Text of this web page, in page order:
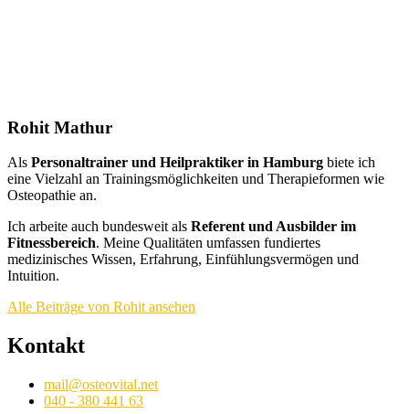
Rohit Mathur
Als Personaltrainer und Heilpraktiker in Hamburg biete ich
eine Vielzahl an Trainingsmöglichkeiten und Therapieformen wie
Osteopathie an.
Ich arbeite auch bundesweit als Referent und Ausbilder im
Fitnessbereich. Meine Qualitäten umfassen fundiertes
medizinisches Wissen, Erfahrung, Einfühlungsvermögen und
Intuition.
Alle Beiträge von Rohit ansehen
Kontakt
mail@osteovital.net
040 - 380 441 63